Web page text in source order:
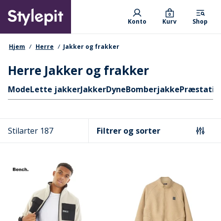
main
content
Primary departments
Konto Kurv
0
Shop
navigationssti
Hjem Herre Jakker og frakker
Herre Jakker og frakker
Hurtige links
ModeLette jakkerJakkerDyneBomberjakke
Stilarter 187 Filtrer og sorter